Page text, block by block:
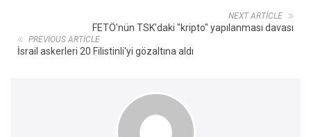
NEXT ARTICLE
FETÖ'nün TSK'daki "kripto" yapılanması davası
PREVIOUS ARTICLE
İsrail askerleri 20 Filistinli'yi gözaltına aldı